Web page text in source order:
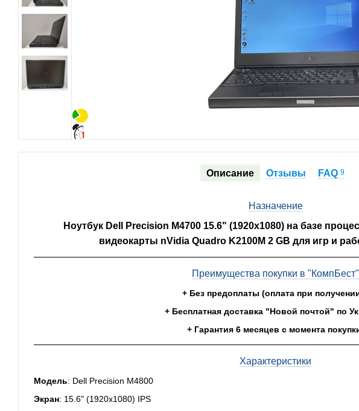
Описание Отзывы FAQ9
Назначение
Ноутбук Dell Precision M4700 15.6" (1920x1080) на базе
видеокарты nVidia Quadro K2100M 2 GB для игр и
Преимущества покупки в "КомпБест"
+ Без предоплаты (оплата при
+ Бесплатная доставка "Новой почтой" по
+ Гарантия 6 месяцев с момента
Характеристики
Модель: Dell Precision M4800
Экран: 15.6" (1920х1080) IPS